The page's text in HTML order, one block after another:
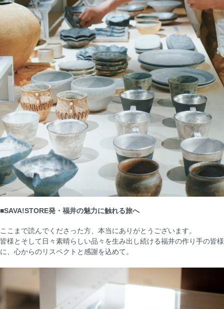
■SAVA!STORE発・福井の魅力に触れる旅へ
ここまで読んでくださった方、本当にありがとうございます。
皆様とそして日々素晴らしい品々を生み出し続ける福井の作り手の皆様
に、心からのリスペクトと感謝を込めて。